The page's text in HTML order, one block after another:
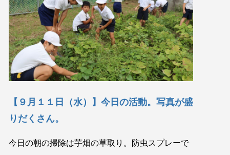
【９月１１日（水）】今日の活動。写真が盛
りだくさん。
今日の朝の掃除は芋畑の草取り。防虫スプレーで